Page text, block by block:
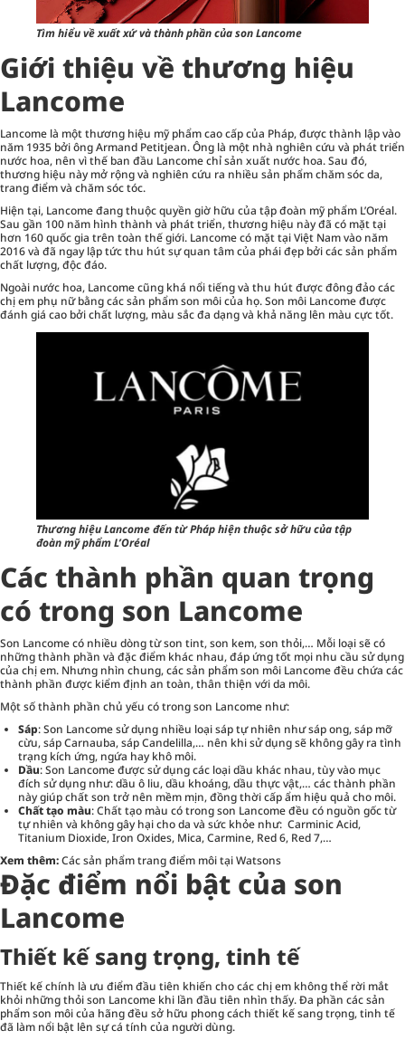
Tìm hiểu về xuất xứ và thành phần của son Lancome
Giới thiệu về thương hiệu
Lancome
Lancome là một thương hiệu mỹ phẩm cao cấp của Pháp, được thành lập vào
năm 1935 bởi ông Armand Petitjean. Ông là một nhà nghiên cứu và phát triển
nước hoa, nên vì thế ban đầu Lancome chỉ sản xuất nước hoa. Sau đó,
thương hiệu này mở rộng và nghiên cứu ra nhiều sản phẩmchăm sóc da,
trang điểm và chăm sóc tóc.
Hiện tại, Lancome đang thuộc quyền giờ hữu của tập đoàn mỹ phẩm L’Oréal.
Sau gần 100 năm hình thành và phát triển, thương hiệu này đã có mặt tại
hơn 160 quốc gia trên toàn thế giới. Lancome có mặt tại Việt Nam vào năm
2016 và đã ngay lập tức thu hút sự quan tâm của phái đẹp bởi các sản phẩm
chất lượng, độc đáo.
Ngoài nước hoa, Lancome cũng khá nổi tiếng và thu hút được đông đảo các
chị em phụ nữ bằng các sản phẩm son môi của họ. Son môi Lancome được
đánh giá cao bởi chất lượng, màu sắc đa dạng và khả năng lên màu cực tốt.
Thương hiệu Lancome đến từ Pháp hiện thuộc sở hữu của tập
đoàn mỹ phẩm L’Oréal
Các thành phần quan trọng
có trong son Lancome
Son Lancome có nhiều dòng từ son tint, son kem, son thỏi,… Mỗi loại sẽ có
những thành phần và đặc điểm khác nhau, đáp ứng tốt mọi nhu cầu sử dụng
của chị em. Nhưng nhìn chung, các sản phẩm son môi Lancome đều chứa các
thành phần được kiểm định an toàn, thân thiện với da môi.
Một số thành phần chủ yếu có trong son Lancome như:
Sáp: Son Lancome sử dụng nhiều loại sáp tự nhiên như sáp ong, sáp mỡ
cừu, sáp Carnauba, sáp Candelilla,… nên khi sử dụng sẽ không gây ra tình
trạng kích ứng, ngứa hay khô môi.
Dầu: Son Lancome được sử dụng các loại dầu khác nhau, tùy vào mục
đích sử dụng như: dầu ô liu, dầu khoáng, dầu thực vật,… các thành phần
này giúp chất son trở nên mềm mịn, đồng thời cấp ẩm hiệu quả cho môi.
Chất tạo màu: Chất tạo màu có trong son Lancome đều có nguồn gốc từ
tự nhiên và không gây hại cho da và sức khỏe như: Carminic Acid,
Titanium Dioxide, Iron Oxides, Mica, Carmine, Red 6, Red 7,…
Xem thêm:Các sản phẩm trang điểm môi tại Watsons
Đặc điểm nổi bật của son
Lancome
Thiết kế sang trọng, tinh tế
Thiết kế chính là ưu điểm đầu tiên khiến cho các chị em không thể rời mắt
khỏi những thỏi son Lancome khi lần đầu tiên nhìn thấy. Đa phần các sản
phẩm son môi của hãng đều sở hữu phong cách thiết kế sang trọng, tinh tế
đã làm nổi bật lên sự cá tính của người dùng.